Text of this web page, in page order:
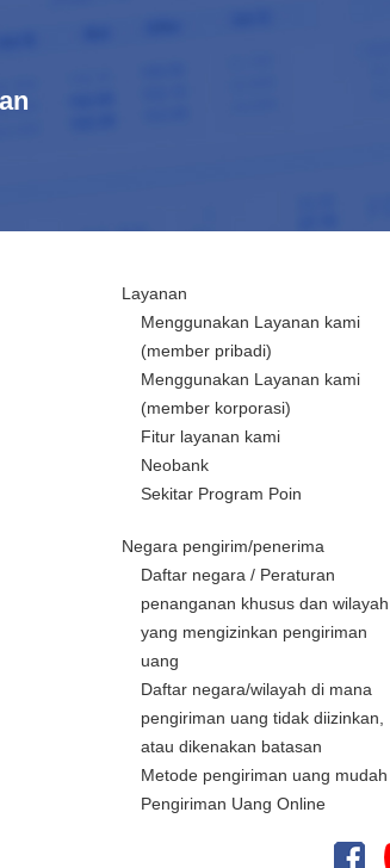
Layanan
Menggunakan Layanan kami
(member pribadi)
Menggunakan Layanan kami
(member korporasi)
Fitur layanan kami
Neobank
Sekitar Program Poin
Negara pengirim/penerima
Daftar negara / Peraturan
penanganan khusus dan wilayah
yang mengizinkan pengiriman
uang
Daftar negara/wilayah di mana
pengiriman uang tidak diizinkan,
atau dikenakan batasan
Metode pengiriman uang mudah
Pengiriman Uang Online